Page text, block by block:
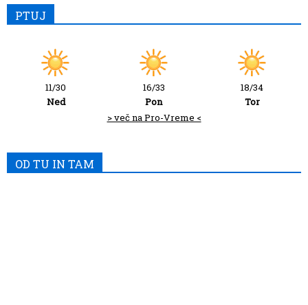
PTUJ
11/30
Ned
16/33
Pon
18/34
Tor
> več na Pro-Vreme <
OD TU IN TAM